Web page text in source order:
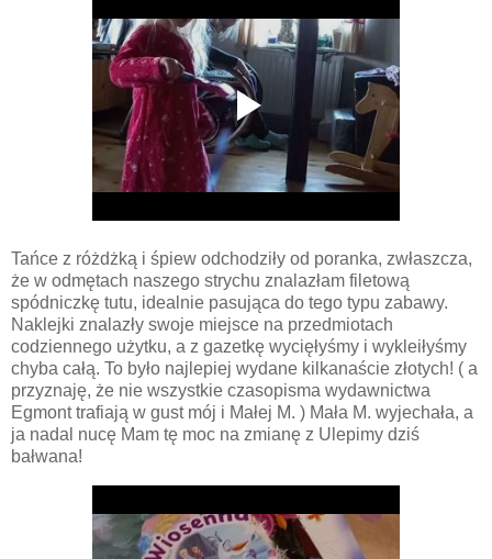
Tańce z różdżką i śpiew odchodziły od poranka, zwłaszcza,
że w odmętach naszego strychu znalazłam filetową
spódniczkę tutu, idealnie pasująca do tego typu zabawy.
Naklejki znalazły swoje miejsce na przedmiotach
codziennego użytku, a z gazetkę wycięłyśmy i wykleiłyśmy
chyba całą. To było najlepiej wydane kilkanaście złotych! ( a
przyznaję, że nie wszystkie czasopisma wydawnictwa
Egmont trafiają w gust mój i Małej M. ) Mała M. wyjechała, a
ja nadal nucę Mam tę moc na zmianę z Ulepimy dziś
bałwana!